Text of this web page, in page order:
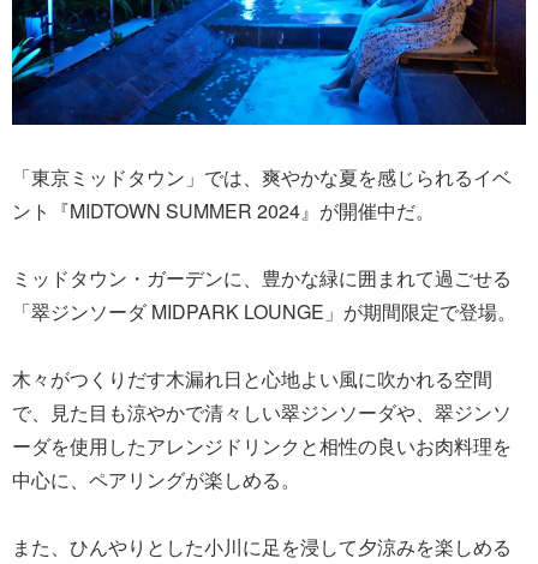
「東京ミッドタウン」では、爽やかな夏を感じられるイベ
ント『MIDTOWN SUMMER 2024』が開催中だ。
ミッドタウン・ガーデンに、豊かな緑に囲まれて過ごせる
「翠ジンソーダ MIDPARK LOUNGE」が期間限定で登場。
木々がつくりだす木漏れ日と心地よい風に吹かれる空間
で、見た目も涼やかで清々しい翠ジンソーダや、翠ジンソ
ーダを使用したアレンジドリンクと相性の良いお肉料理を
中心に、ペアリングが楽しめる。
また、ひんやりとした小川に足を浸して夕涼みを楽しめる